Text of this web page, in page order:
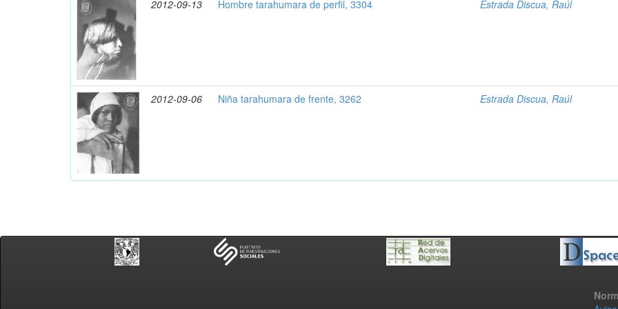
2012-09-13 Hombre tarahumara de perfil, 3304 Estrada Discua, Raúl
2012-09-06 Niña tarahumara de frente, 3262 Estrada Discua, Raúl